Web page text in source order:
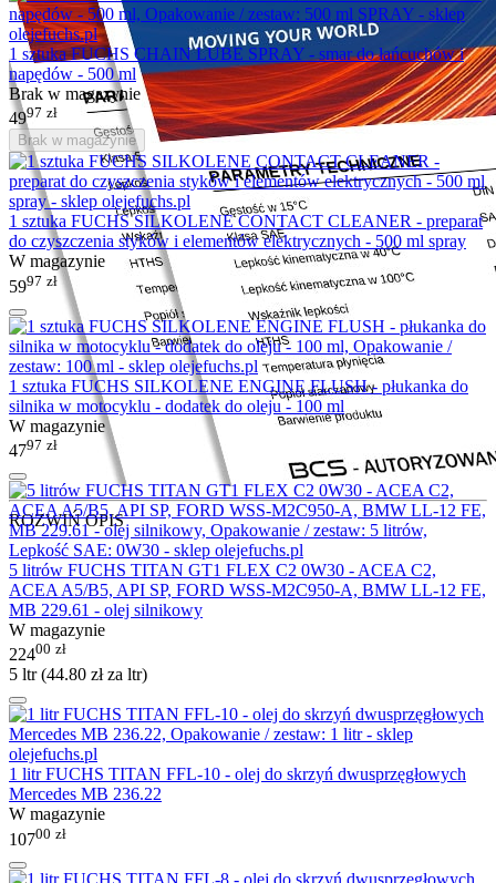
ROZWIŃ OPIS
1 sztuka FUCHS CHAIN LUBE SPRAY - smar do łańcuchów i
napędów - 500 ml
Brak w magazynie
4997 zł
Brak w magazynie
1 sztuka FUCHS SILKOLENE CONTACT CLEANER - preparat
do czyszczenia styków i elementów elektrycznych - 500 ml spray
W magazynie
5997 zł
1 sztuka FUCHS SILKOLENE ENGINE FLUSH - płukanka do
silnika w motocyklu - dodatek do oleju - 100 ml
W magazynie
4797 zł
5 litrów FUCHS TITAN GT1 FLEX C2 0W30 - ACEA C2,
ACEA A5/B5, API SP, FORD WSS-M2C950-A, BMW LL-12 FE,
MB 229.61 - olej silnikowy
W magazynie
22400 zł
5 ltr (44.80 złza ltr)
1 litr FUCHS TITAN FFL-10 - olej do skrzyń dwusprzęgłowych
Mercedes MB 236.22
W magazynie
10700 zł